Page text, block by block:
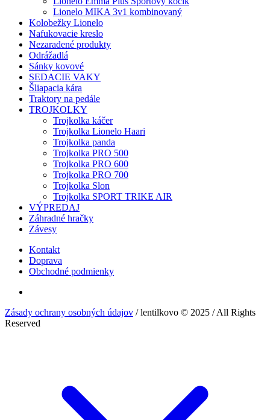
Lionelo MIKA 3v1 kombinovaný
Kolobežky Lionelo
Nafukovacie kreslo
Nezaradené produkty
Odrážadlá
Sánky kovové
SEDACIE VAKY
Šliapacia kára
Traktory na pedále
TROJKOLKY
Trojkolka káčer
Trojkolka Lionelo Haari
Trojkolka panda
Trojkolka PRO 500
Trojkolka PRO 600
Trojkolka PRO 700
Trojkolka Slon
Trojkolka SPORT TRIKE AIR
VÝPREDAJ
Záhradné hračky
Závesy
Kontakt
Doprava
Obchodné podmienky
Zásady ochrany osobných údajov / lentilkovo © 2025 / All Rights
Reserved